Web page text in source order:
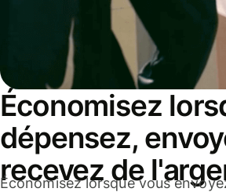
Économisez
dépensez,
recevez de
Économisez lorsque vous